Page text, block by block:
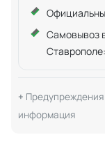
Самовывоз
информация